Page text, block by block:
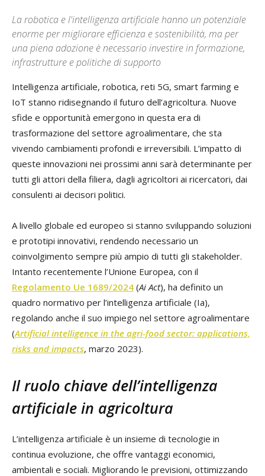
La robotica e l'intelligenza artificiale hanno un potenziale
enorme per migliorare efficienza e sostenibilità, ma per
una piena adozione è necessario investire in formazione,
infrastrutture e politiche di supporto
Intelligenza artificiale, robotica, reti 5G, smart farming e
IoT stanno ridisegnando il futuro dell’agricoltura. Nuove
sfide e opportunità emergono in questa era di
trasformazione del settore agroalimentare, che sta
vivendo cambiamenti profondi e irreversibili. L’impatto di
queste innovazioni nei prossimi anni sarà determinante per
tutti gli attori della filiera, dagli agricoltori ai ricercatori, dai
consulenti ai decisori politici.
A livello globale ed europeo si stanno sviluppando soluzioni
e prototipi innovativi, rendendo necessario un
coinvolgimento sempre più ampio di tutti gli stakeholder.
Intanto recentemente l’Unione Europea, con il
Regolamento Ue 1689/2024 (Ai Act), ha definito un
quadro normativo per l’intelligenza artificiale (Ia),
regolando anche il suo impiego nel settore agroalimentare
(Artificial intelligence in the agri-food sector: applications,
risks and impacts, marzo 2023).
Il ruolo chiave dell’intelligenza
artificiale in agricoltura
L’intelligenza artificiale è un insieme di tecnologie in
continua evoluzione, che offre vantaggi economici,
ambientali e sociali. Migliorando le previsioni, ottimizzando